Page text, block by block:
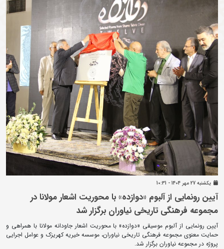
يکشنبه 27 مهر 1404 - 10:31
آیین رونمایی از آلبوم «دوازده» با محوریت اشعار مولانا در
مجموعه فرهنگی‌ تاریخی نیاوران برگزار شد
آیین رونمایی از آلبوم موسیقی «دوازده» با محوریت اشعار جاودانه مولانا با همراهی و
حمایت معنوی مجموعه فرهنگی تاریخی نیاوران، موسسه خیریه کهریزک و عوامل اجرایی
پروژه در مجموعه نیاوران برگزار شد.